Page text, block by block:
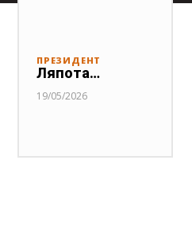
ПРЕЗИДЕНТ
Ляпота…
19/05/2026